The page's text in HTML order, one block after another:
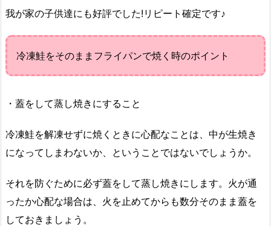
我が家の子供達にも好評でした!リピート確定です♪
冷凍鮭をそのままフライパンで焼く時のポイント
・蓋をして蒸し焼きにすること
冷凍鮭を解凍せずに焼くときに心配なことは、中が生焼き
になってしまわないか、ということではないでしょうか。
それを防ぐために必ず蓋をして蒸し焼きにします。 火が通
ったか心配な場合は、火を止めてからも数分そのまま蓋を
しておきましょう。